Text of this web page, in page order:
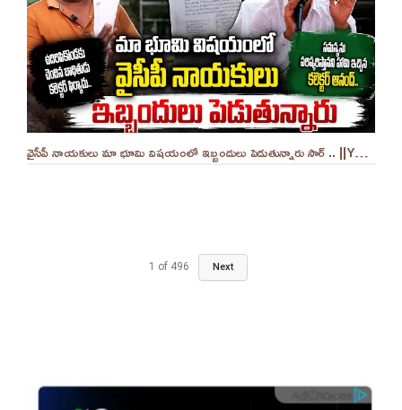
వైసీపీ నాయకులు మా భూమి విషయంలో ఇబ్బందులు పెడుతున్నారు సార్ .. ||YES 9TV
1 of 496 Next